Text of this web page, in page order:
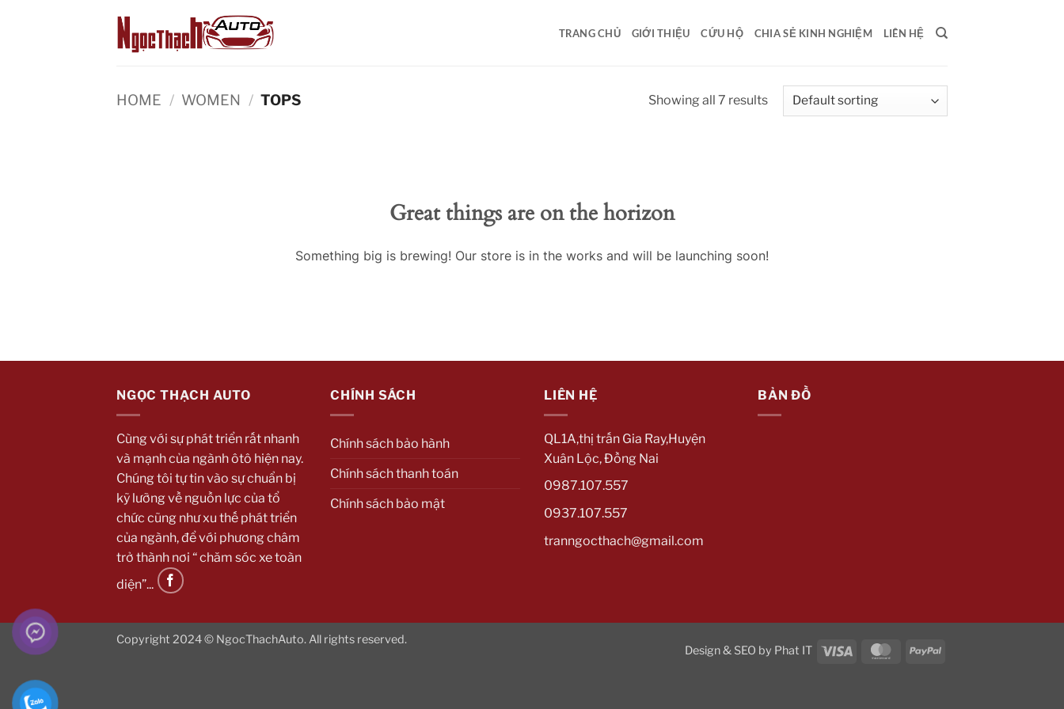
TRANG CHỦ GIỚI THIỆU CỨU HỘ CHIA SẺ KINH NGHIỆM LIÊN HỆ
HOME / WOMEN / TOPS Showing all 7 results
Great things are on the horizon
Something big is brewing! Our store is in the works and will be launching soon!
NGỌC THẠCH AUTO
Cùng với sự phát triển rất nhanh
và mạnh của ngành ôtô hiện nay.
Chúng tôi tự tin vào sự chuẩn bị
kỹ lưỡng về nguồn lực của tổ
chức cũng như xu thế phát triển
của ngành, để với phương châm
trở thành nơi “ chăm sóc xe toàn
diện”...
CHÍNH SÁCH
Chính sách bảo hành
Chính sách thanh toán
Chính sách bảo mật
LIÊN HỆ
QL1A,thị trấn Gia Ray,Huyện
Xuân Lộc, Đồng Nai
0987.107.557
0937.107.557
tranngocthach@gmail.com
BẢN ĐỒ
Design & SEO by Phat IT Visa MasterCardPayPal
Copyright 2024 © NgocThachAuto. All rights reserved.